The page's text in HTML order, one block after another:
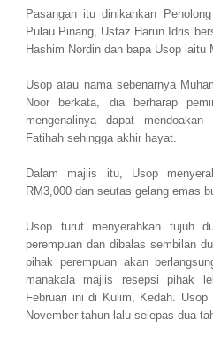
Pasangan itu dinikahkan
Pulau Pinang, Ustaz Harun Idris
Hashim Nordin dan bapa Usop iaitu
Usop atau nama sebenarnya
Noor berkata, dia berharap
mengenalinya dapat mendoakan
Fatihah sehingga akhir hayat.
Dalam majlis itu, Usop
RM3,000 dan seutas gelang emas
Usop turut menyerahkan tujuh
perempuan dan dibalas sembilan
pihak perempuan akan
manakala majlis resepsi pihak
Februari ini di Kulim, Kedah.
November tahun lalu selepas dua